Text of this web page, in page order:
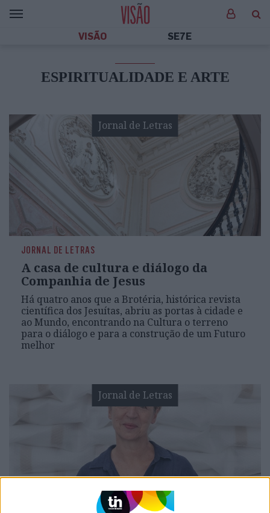
VISÃO SE7E
ESPIRITUALIDADE E ARTE
Jornal de Letras
JORNAL DE LETRAS
A casa de cultura e diálogo da
Companhia de Jesus
Há quatro anos que a Brotéria, histórica revista
científica dos Jesuítas, abriu as portas à cidade e
ao Mundo, encontrando na Cultura o terreno
para o diálogo e para a construção de um Futuro
melhor
Jornal de Letras